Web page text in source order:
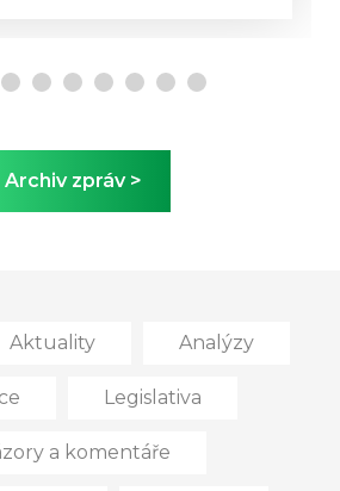
Archiv zpráv >
Aktuality Analýzy
Legislativa
a komentáře